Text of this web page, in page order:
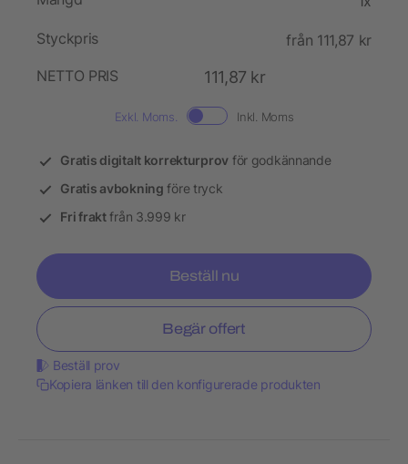
Styckpris
från 111,87 kr
NETTO PRIS
111,87 kr
Exkl. Moms. Inkl. Moms
Gratis digitalt korrekturprov för godkännande
Gratis avbokning före tryck
Fri fraktfrån 3.999 kr
Beställ nu
Begär offert
Beställ prov
Kopiera länken till den konfigurerade produkten